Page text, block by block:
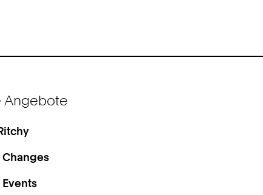
Angebote
Changes
Events